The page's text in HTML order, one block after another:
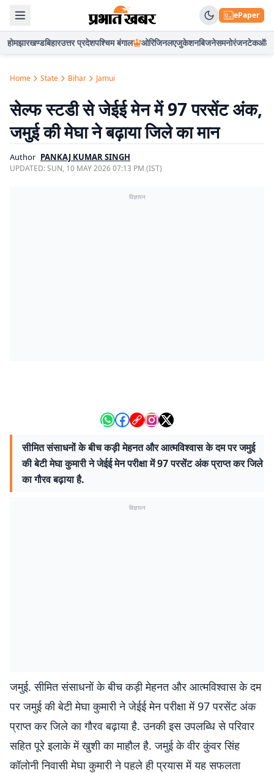
ePaper
होमझारखण्डबिहारउत्तर प्रदेशपश्चिम बंगाल ओरिजिनलएजुकेशनबिजनेसमनोरंजनटेकऑटो
Home State Bihar Jamui
सेल्फ स्टडी से जेईई मेन में 97 परसेंट अंक,
जमुई की मेघा ने बढ़ाया जिले का मान
Author PANKAJ KUMAR SINGH
UPDATED:SUN, 10 MAY 2026 07:13 PM (IST)
विज्ञापन
सीमित संसाधनों के बीच कड़ी मेहनत और आत्मविश्वास के दम पर जमुई
की बेटी मेघा कुमारी ने जेईई मेन परीक्षा में 97 परसेंट अंक प्राप्त कर जिले
का गौरव बढ़ाया है.
विज्ञापन
जमुई. सीमित संसाधनों के बीच कड़ी मेहनत और आत्मविश्वास के दम
पर जमुई की बेटी मेघा कुमारी ने जेईई मेन परीक्षा में 97 परसेंट अंक
प्राप्त कर जिले का गौरव बढ़ाया है. उनकी इस उपलब्धि से परिवार
सहित पूरे इलाके में खुशी का माहौल है. जमुई के वीर कुंवर सिंह
कॉलोनी निवासी मेघा कुमारी ने पहले ही प्रयास में यह सफलता